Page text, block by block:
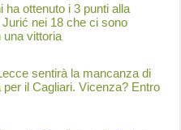
ha ottenuto i 3 punti alla
nei 18 che ci sono
una vittoria
sentirà la mancanza di
il Cagliari. Vicenza? Entro